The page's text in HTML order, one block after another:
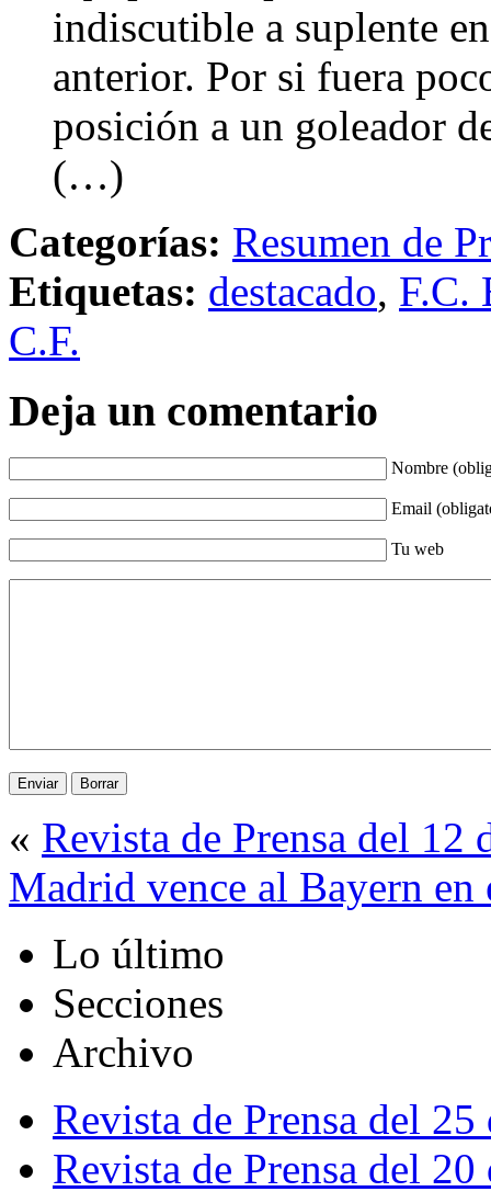
indiscutible a suplente
anterior. Por si fuera
posición a un goleador
(…)
Categorías: Resumen de
Etiquetas: destacado, F.C.
C.F.
Deja un comentario
Nombre
Email
Tu web
« Revista de Prensa del 12
Madrid vence al Bayern en
Lo último
Secciones
Archivo
Revista de Prensa del
Revista de Prensa del